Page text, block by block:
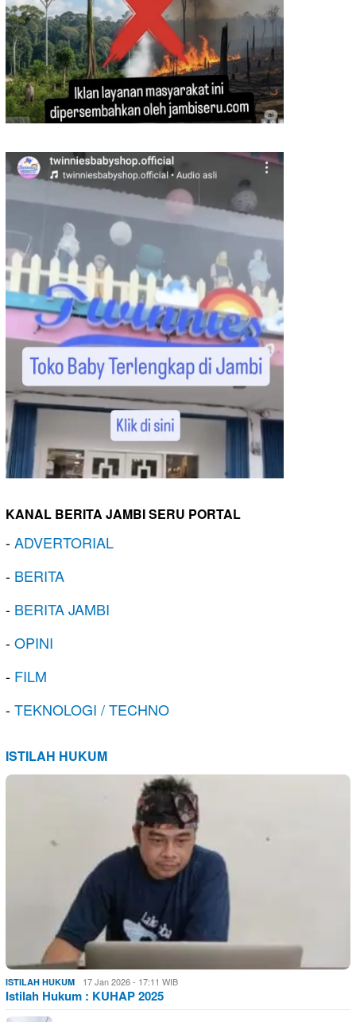
KANAL BERITA JAMBI SERU PORTAL
-ADVERTORIAL
- BERITA
- BERITA JAMBI
-OPINI
- FILM
-TEKNOLOGI / TECHNO
ISTILAH HUKUM
ISTILAH HUKUM 17 Jan 2026 - 17:11 WIB
Istilah Hukum : KUHAP 2025